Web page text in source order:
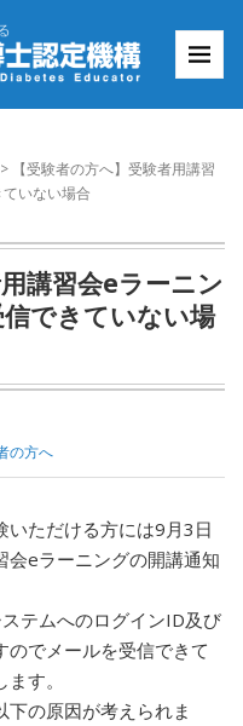
> 【受験者の方へ】受験者用講習
いない場合
講習会eラーニン
できていない場
の方へ
いただける方には9月3日
会eラーニングの開講通知
テムへのログインID及び
でメールを受信できて
す。
下の原因が考えられま